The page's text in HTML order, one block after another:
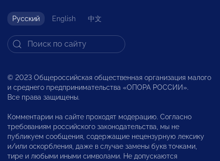
Русский English 中文
© 2023 Общероссийская общественная организация малого
и среднего предпринимательства «ОПОРА РОССИИ».
Все права защищены.
Комментарии на сайте проходят модерацию. Согласно
требованиям российского законодательства, мы не
публикуем сообщения, содержащие нецензурную лексику
и/или оскорбления, даже в случае замены букв точками,
тире и любыми иными символами. Не допускаются